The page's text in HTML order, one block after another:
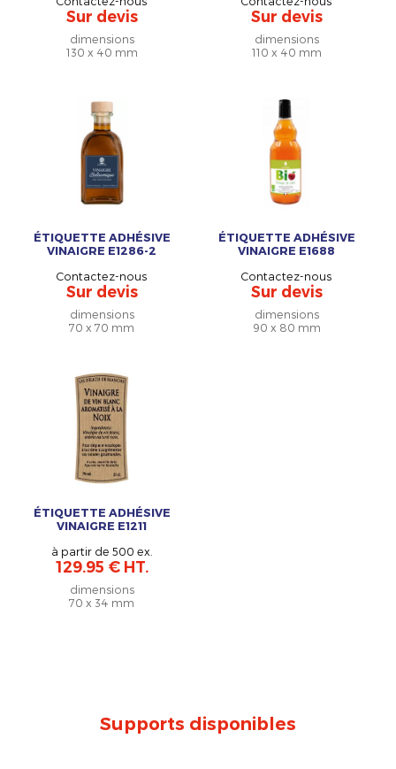
Sur devis
dimensions
130 x 40 mm
Sur devis
dimensions
110 x 40 mm
ÉTIQUETTE ADHÉSIVE
VINAIGRE E1286-2
Contactez-nous
Sur devis
dimensions
70 x 70 mm
ÉTIQUETTE ADHÉSIVE
VINAIGRE E1688
Contactez-nous
Sur devis
dimensions
90 x 80 mm
ÉTIQUETTE ADHÉSIVE
VINAIGRE E1211
à partir de 500 ex.
129.95 € HT.
dimensions
70 x 34 mm
Supports disponibles